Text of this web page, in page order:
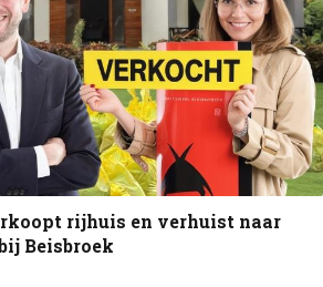
rijhuis en verhuist naar
Beisbroek